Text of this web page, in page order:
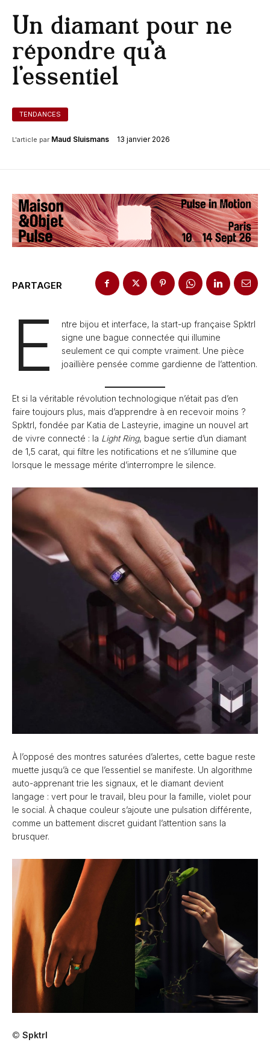
Un diamant pour ne
répondre qu’à
l’essentiel
TENDANCES
L'article par Maud Sluismans 13 janvier 2026
PARTAGER
E
ntre bijou et interface, la start-up française Spktrl
signe une bague connectée qui illumine
seulement ce qui compte vraiment. Une pièce
joaillière pensée comme gardienne de l’attention.
Et si la véritable révolution technologique n’était pas d’en
faire toujours plus, mais d’apprendre à en recevoir moins ?
Spktrl, fondée par Katia de Lasteyrie, imagine un nouvel art
de vivre connecté : la Light Ring, bague sertie d’un diamant
de 1,5 carat, qui filtre les notifications et ne s’illumine que
lorsque le message mérite d’interrompre le silence.
À l’opposé des montres saturées d’alertes, cette bague reste
muette jusqu’à ce que l’essentiel se manifeste. Un algorithme
auto-apprenant trie les signaux, et le diamant devient
langage : vert pour le travail, bleu pour la famille, violet pour
le social. À chaque couleur s’ajoute une pulsation différente,
comme un battement discret guidant l’attention sans la
brusquer.
© Spktrl